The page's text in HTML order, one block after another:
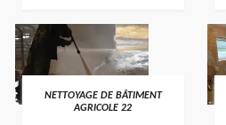
NETTOYAGE DE BÂTIMENT
AGRICOLE 22